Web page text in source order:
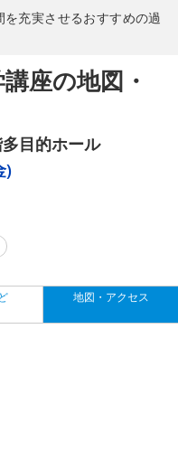
を充実させるおすすめの過
座の地図・
目的ホール
)
地図・アクセス